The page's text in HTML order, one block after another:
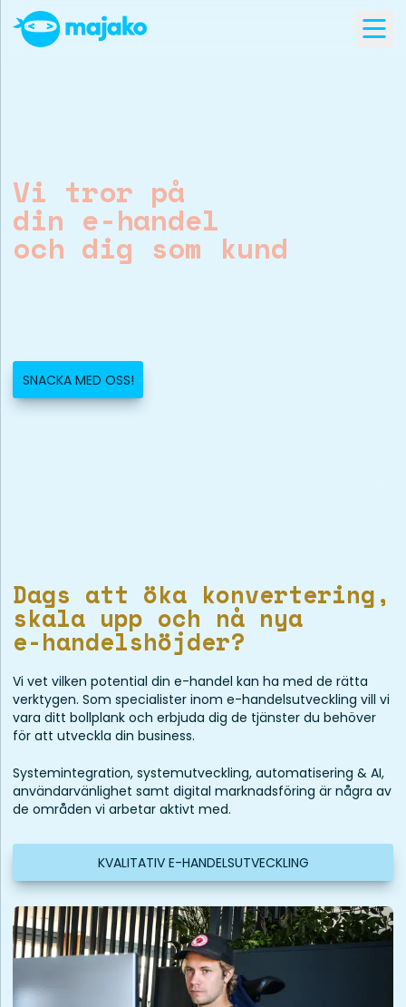
menu
Vi tror på
din e-handel
och dig som kund
SNACKA MED OSS!
Dags att öka konvertering,
skala upp och nå nya
e-handelshöjder?
Vi vet vilken potential din e-handel kan ha med de rätta
verktygen. Som specialister inom e-handelsutveckling vill vi
vara ditt bollplank och erbjuda dig de tjänster du behöver
för att utveckla din business.
Systemintegration, systemutveckling, automatisering & AI,
användarvänlighet samt digital marknadsföring är några av
de områden vi arbetar aktivt med.
KVALITATIV E-HANDELSUTVECKLING